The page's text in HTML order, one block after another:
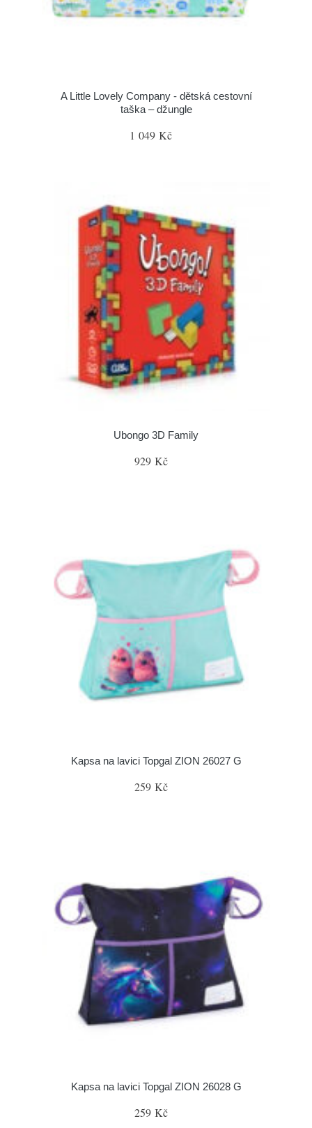
A Little Lovely Company - dětská cestovní
taška – džungle
1 049 Kč
Ubongo 3D Family
929 Kč
Kapsa na lavici Topgal ZION 26027 G
259 Kč
Kapsa na lavici Topgal ZION 26028 G
259 Kč